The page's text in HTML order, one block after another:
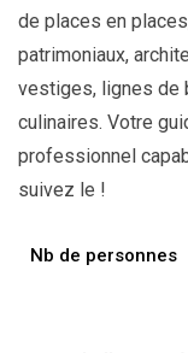
de places en
patrimoniaux,
vestiges, lignes de
culinaires. Votre
professionnel
suivez le !
Nb de personnes